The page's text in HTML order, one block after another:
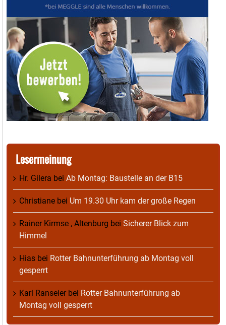
Lesermeinung
Hr. Gilera bei Ab Montag: Baustelle an der B15
Christiane bei Um 19.30 Uhr kam der große Regen
Rainer Kirmse , Altenburg bei Sicherer Blick zum
Himmel
Hias bei Rotter Bahnunterführung ab Montag voll
gesperrt
Karl Ranseierbei Rotter Bahnunterführung ab
Montag voll gesperrt